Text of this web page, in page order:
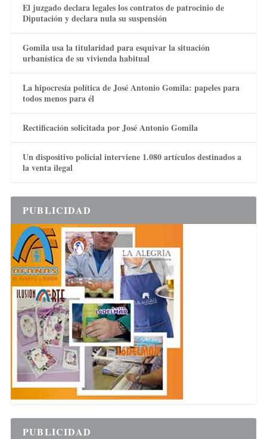
El juzgado declara legales los contratos de patrocinio de
Diputación y declara nula su suspensión
Gomila usa la titularidad para esquivar la situación
urbanística de su vivienda habitual
La hipocresía política de José Antonio Gomila: papeles para
todos menos para él
Rectificación solicitada por José Antonio Gomila
Un dispositivo policial interviene 1.080 artículos destinados a
la venta ilegal
PUBLICIDAD
PUBLICIDAD